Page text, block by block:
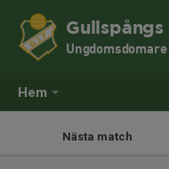
Hem
Gullspångs
Ungdomsdomare
Nästa match